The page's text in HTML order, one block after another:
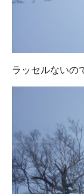
ラッセルないの